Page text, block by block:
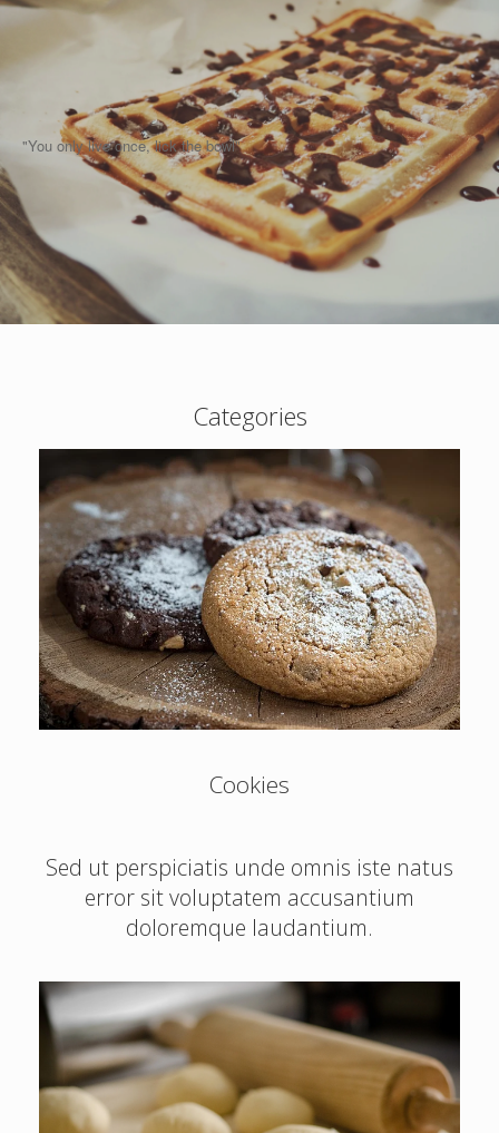
"You only live once, lick the bowl"
Categories
Cookies
Sed ut perspiciatis unde omnis iste natus
error sit voluptatem accusantium
doloremque laudantium.